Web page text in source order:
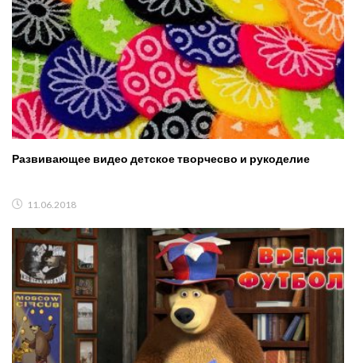
Развивающее видео детское творчесво и рукоделие
11.06.2018